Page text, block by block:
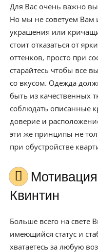
Для Вас очень важно
Но мы не советуем Вам
украшения или
стоит отказаться от
оттенков, просто при
старайтесь чтобы все
со вкусом. Одежда
быть из качественных
соблюдать описанные
доверие и
эти же принципы не
при обустройстве
Мотивация для имени
Квинтин
Больше всего на свете
имеющийся статус и
хватаетесь за любую